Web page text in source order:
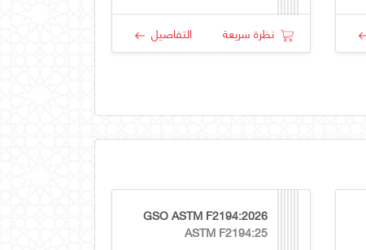
نظرة سريعة التفاصيل
GSO ASTM F2194:2026
ASTM F2194:25